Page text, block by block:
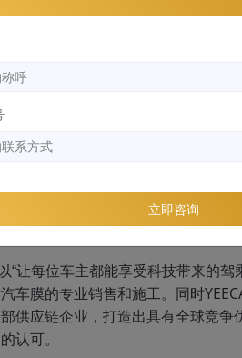
车衣K75的优点：
用纳米防腐涂层技术，使产品兼
等情况，始终保持表面光亮如新。
用优质脂肪族TPU基材，叠加先
伤。
用压敏胶，使车衣在正常环境下
施工YEECAR隐形车衣K75过程：
隐形车衣K75
以“让每位车主都能享受科技带来的
车膜的专业销售和施工。 同时
供应链企业，打造出具有全球竞
认可。
立即咨询